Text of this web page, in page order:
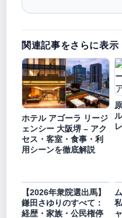
関連記事をさらに表示
ホテル アゴーラ リージ
ェンシー 大阪堺 – アク
セス・客室・食事・利
用シーンを徹底解説
【2026年衆院選出馬】
鎌田さゆりのすべて：
経歴・家族・公民権停